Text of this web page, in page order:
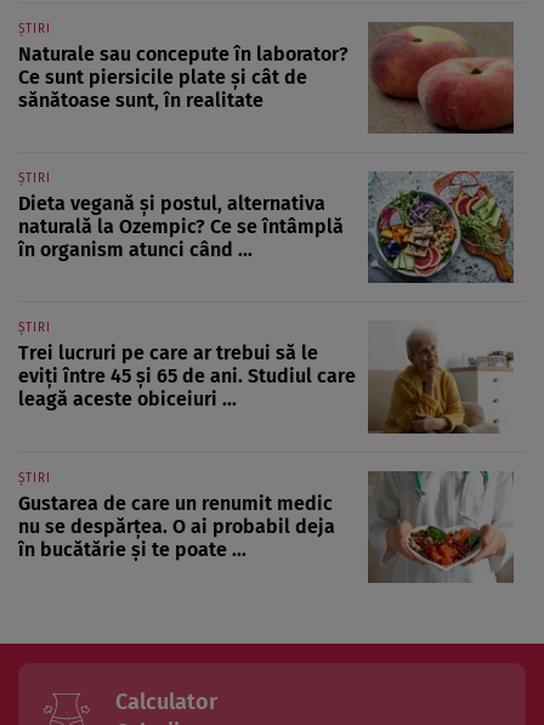
ȘTIRI
Naturale sau concepute în laborator?
Ce sunt piersicile plate și cât de
sănătoase sunt, în realitate
ȘTIRI
Dieta vegană și postul, alternativa
naturală la Ozempic? Ce se întâmplă
în organism atunci când ...
ȘTIRI
Trei lucruri pe care ar trebui să le
eviți între 45 și 65 de ani. Studiul care
leagă aceste obiceiuri ...
ȘTIRI
Gustarea de care un renumit medic
nu se despărțea. O ai probabil deja
în bucătărie și te poate ...
Calculator